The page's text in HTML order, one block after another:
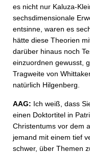
es nicht nur Kaluza-
sechsdimensionale
entsinne, waren es
hätte diese Theorien
darüber hinaus noch
einzuordnen gewusst,
Tragweite von
natürlich Hilgenberg.
AAG: Ich weiß, dass
einen Doktortitel in
Christentums vor dem
jemand mit einem tief
schwer, über Themen